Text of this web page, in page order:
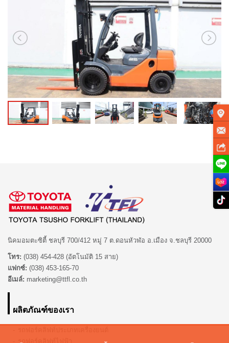
นิคมอมตะซิตี้ ชลบุรี 700/412 หมู่ 7 ต.ดอนหัวฬ่อ อ.เมือง จ.ชลบุรี 20000
โทร: (038) 454-428 (อัตโนมัติ 15 สาย)
แฟกซ์: (038) 453-165-70
อีเมล์: marketing@ttfl.co.th
ผลิตภัณฑ์ของเรา
รถฟอร์คลิฟท์ไฟฟ้า